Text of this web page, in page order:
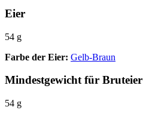
Eier
54 g
Farbe der Eier: Gelb-Braun
Mindestgewicht für Bruteier
54 g